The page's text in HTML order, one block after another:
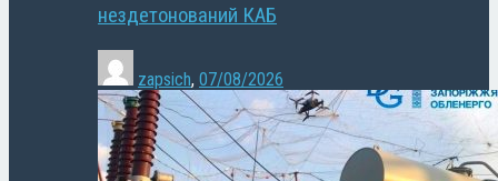
нездетонований КАБ
zapsich, 07/08/2026